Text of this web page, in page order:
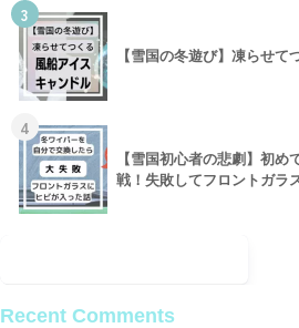
3
【雪国の冬遊び】凍らせ
4
【雪国初心者の悲劇】初
戦！失敗してフロントガラ
Recent Comments